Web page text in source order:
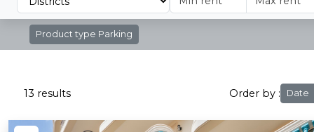
Product type Parking
13 results Order by : Date